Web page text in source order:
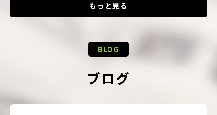
もっと見る
BLOG
ブログ